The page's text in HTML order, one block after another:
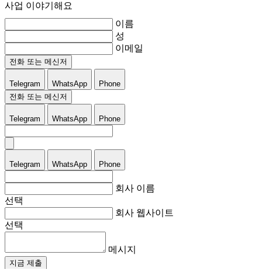
사업 이야기해요
이름
성
이메일
전화 또는 메신저
Telegram WhatsApp
Phone
전화 또는 메신저
Telegram WhatsApp Phone
Telegram WhatsApp Phone
회사 이름
선택
회사 웹사이트
선택
메시지
지금 제출